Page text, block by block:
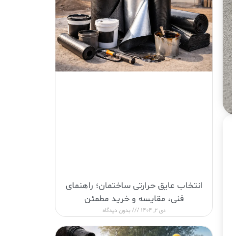
انتخاب عایق حرارتی ساختمان؛ راهنمای
فنی، مقایسه و خرید مطمئن
دی 2, 1404 بدون دیدگاه